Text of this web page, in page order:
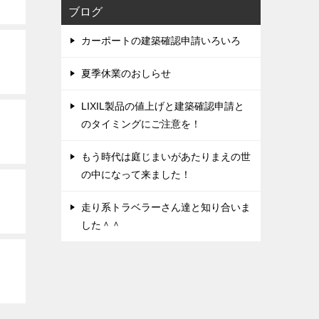
ブログ
カーポートの建築確認申請いろいろ
夏季休業のおしらせ
LIXIL製品の値上げと建築確認申請と
のタイミングにご注意を！
もう時代は庭じまいがあたりまえの世
の中になって来ました！
走り系トラベラーさん達と知り合いま
した＾＾